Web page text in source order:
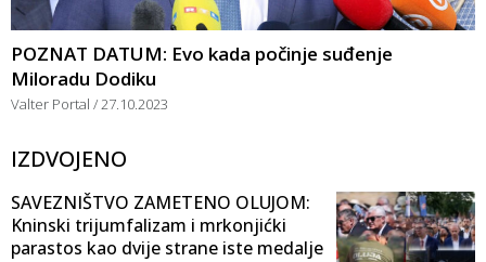
POZNAT DATUM: Evo kada počinje suđenje
Miloradu Dodiku
Valter Portal 27.10.2023
IZDVOJENO
SAVEZNIŠTVO ZAMETENO OLUJOM:
Kninski trijumfalizam i mrkonjićki
parastos kao dvije strane iste medalje